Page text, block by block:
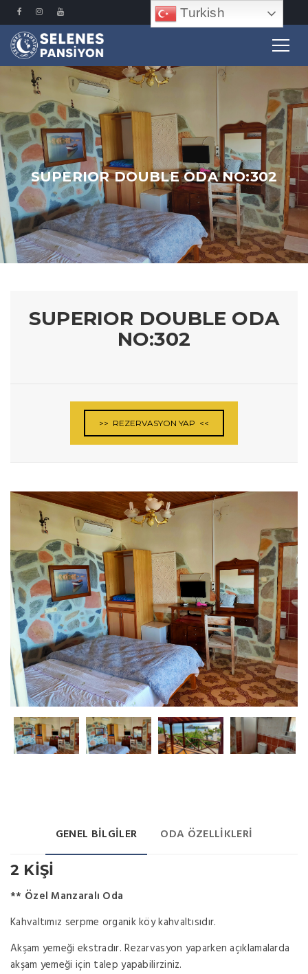
SUPERIOR DOUBLE ODA NO:302
SUPERIOR DOUBLE ODA
NO:302
>> REZERVASYON YAP <<
GENEL BILGILER ODA ÖZELLIKLERI
2 KİŞİ
** Özel Manzaralı Oda
Kahvaltımız serpme organik köy kahvaltısıdır.
Akşam yemeği ekstradır. Rezarvasyon yaparken açıklamalarda
akşam yemeği için talep yapabilirziniz.
Turkish